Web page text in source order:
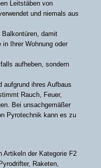
Leitstäben von
und niemals aus
damit
Ihrer Wohnung oder
aufheben, sondern
aufgrund ihres Aufbaus
Rauch, Feuer,
Bei unsachgemäßer
Pyrotechnik kann es zu
Artikeln der Kategorie F2
Raketen,